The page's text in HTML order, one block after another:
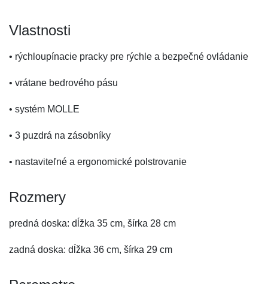
Vlastnosti
• rýchloupínacie pracky pre rýchle a bezpečné ovládanie
• vrátane bedrového pásu
• systém MOLLE
• 3 puzdrá na zásobníky
• nastaviteľné a ergonomické polstrovanie
Rozmery
predná doska: dĺžka 35 cm, šírka 28 cm
zadná doska: dĺžka 36 cm, šírka 29 cm